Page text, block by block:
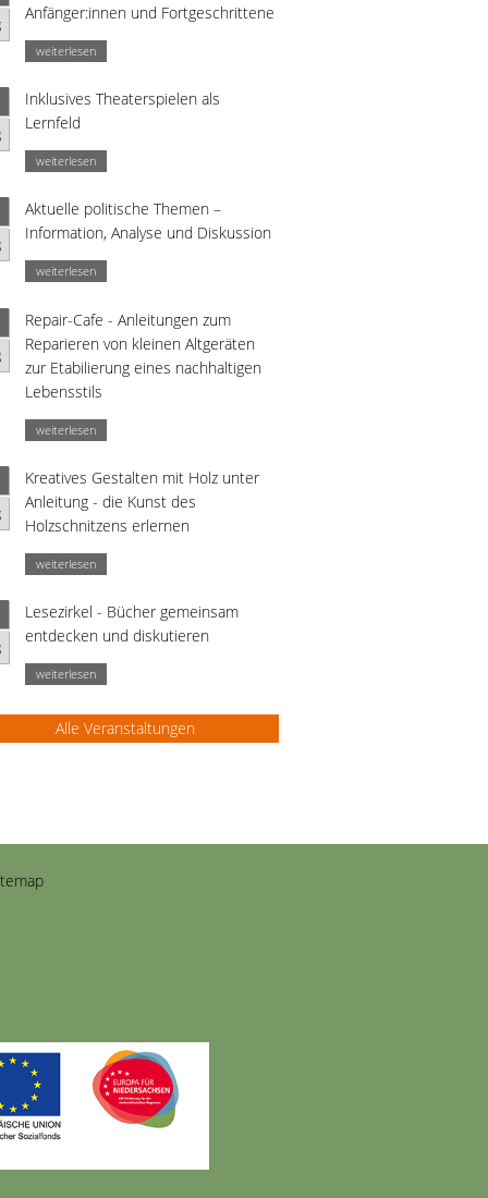
Anfänger:innen und Fortgeschrittene
weiterlesen
Inklusives Theaterspielen als
Lernfeld
weiterlesen
Aktuelle politische Themen –
Information, Analyse und Diskussion
weiterlesen
Repair-Cafe - Anleitungen zum
Reparieren von kleinen Altgeräten
zur Etabilierung eines nachhaltigen
Lebensstils
weiterlesen
Kreatives Gestalten mit Holz unter
Anleitung - die Kunst des
Holzschnitzens erlernen
weiterlesen
Lesezirkel - Bücher gemeinsam
entdecken und diskutieren
weiterlesen
Alle Veranstaltungen